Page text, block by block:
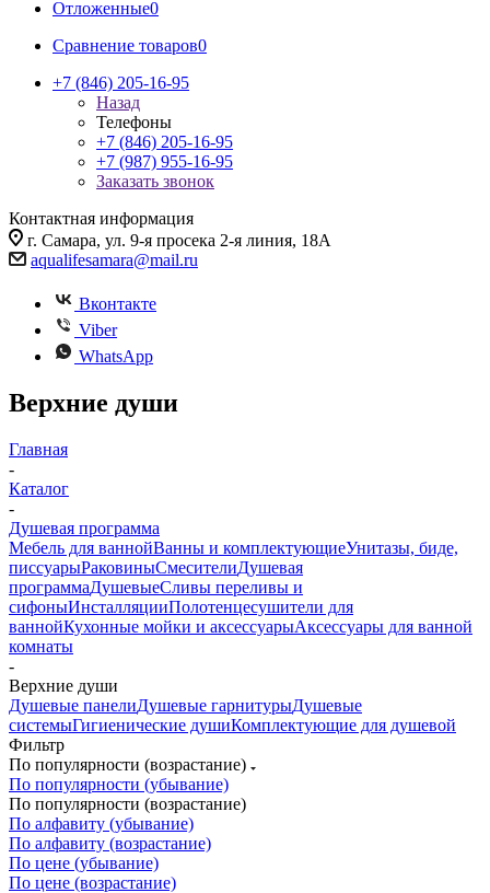
Отложенные0
Сравнение товаров0
+7 (846) 205-16-95
Назад
Телефоны
+7 (846) 205-16-95
+7 (987) 955-16-95
Заказать звонок
Контактная информация
г. Самара, ул. 9-я просека 2-я линия, 18А
aqualifesamara@mail.ru
Вконтакте
Viber
WhatsApp
Верхние души
Главная
-
Каталог
-
Душевая программа
Мебель для ваннойВанны и комплектующиеУнитазы, биде,
писсуарыРаковиныСмесителиДушевая
программаДушевыеСливы переливы и
сифоныИнсталляцииПолотенцесушители для
ваннойКухонные мойки и аксессуарыАксессуары для ванной
комнаты
-
Верхние души
Душевые панелиДушевые гарнитурыДушевые
системыГигиенические душиКомплектующие для душевой
Фильтр
По популярности (возрастание)
По популярности (убывание)
По популярности (возрастание)
По алфавиту (убывание)
По алфавиту (возрастание)
По цене (убывание)
По цене (возрастание)